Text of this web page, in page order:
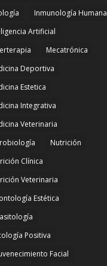
Inmunología Humana
Artificial
Mecatrónica
Deportiva
Estetica
Integrativa
Veterinaria
Nutrición
Clínica
Veterinaria
Estética
Positiva
Facial